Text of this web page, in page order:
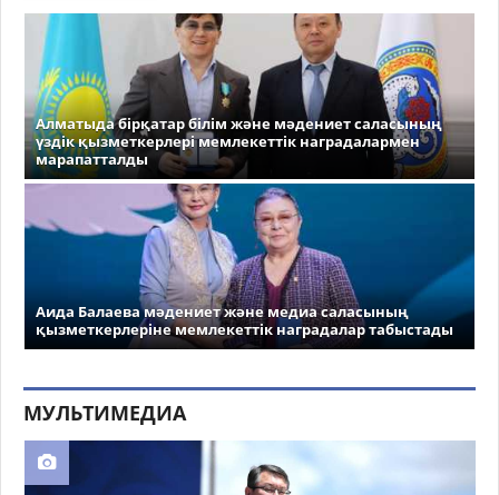
Алматыда бірқатар білім және мәдениет саласының
үздік қызметкерлері мемлекеттік наградалармен
марапатталды
Аида Балаева мәдениет және медиа саласының
қызметкерлеріне мемлекеттік наградалар табыстады
МУЛЬТИМЕДИА